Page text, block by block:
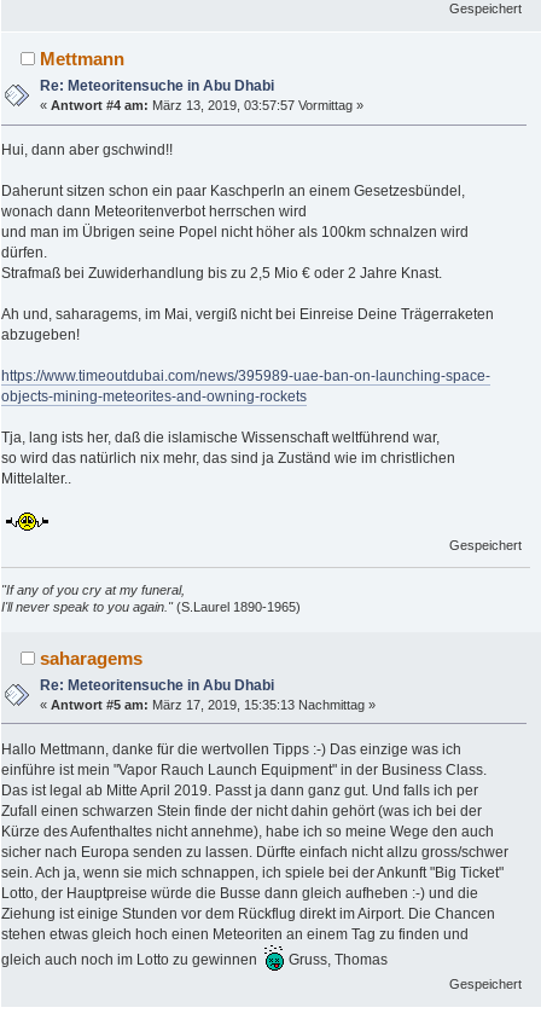
Gespeichert
Mettmann
Re: Meteoritensuche in Abu Dhabi
«Antwort #4 am: März 13, 2019, 03:57:57 Vormittag »
Hui, dann aber gschwind!!
Daherunt sitzen schon ein paar Kaschperln an einem Gesetzesbündel,
wonach dann Meteoritenverbot herrschen wird
und man im Übrigen seine Popel nicht höher als 100km schnalzen wird
dürfen.
Strafmaß bei Zuwiderhandlung bis zu 2,5 Mio € oder 2 Jahre Knast.
Ah und, saharagems, im Mai, vergiß nicht bei Einreise Deine Trägerraketen
abzugeben!
https://www.timeoutdubai.com/news/395989-uae-ban-on-launching-space-
objects-mining-meteorites-and-owning-rockets
Tja, lang ists her, daß die islamische Wissenschaft weltführend war,
so wird das natürlich nix mehr, das sind ja Zuständ wie im christlichen
Mittelalter..
Gespeichert
"If any of you cry at my funeral,
I'll never speak to you again."(S.Laurel 1890-1965)
saharagems
Re: Meteoritensuche in Abu Dhabi
«Antwort #5 am: März 17, 2019, 15:35:13 Nachmittag »
Hallo Mettmann, danke für die wertvollen Tipps :-) Das einzige was ich
einführe ist mein "Vapor Rauch Launch Equipment" in der Business Class.
Das ist legal ab Mitte April 2019. Passt ja dann ganz gut. Und falls ich per
Zufall einen schwarzen Stein finde der nicht dahin gehört (was ich bei der
Kürze des Aufenthaltes nicht annehme), habe ich so meine Wege den auch
sicher nach Europa senden zu lassen. Dürfte einfach nicht allzu gross/schwer
sein. Ach ja, wenn sie mich schnappen, ich spiele bei der Ankunft "Big Ticket"
Lotto, der Hauptpreise würde die Busse dann gleich aufheben :-) und die
Ziehung ist einige Stunden vor dem Rückflug direkt im Airport. Die Chancen
stehen etwas gleich hoch einen Meteoriten an einem Tag zu finden und
gleich auch noch im Lotto zu gewinnen
Gruss, Thomas
Gespeichert